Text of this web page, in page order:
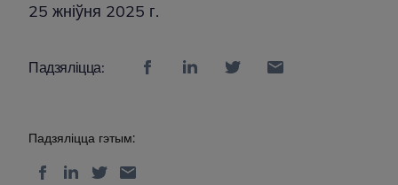
25 жніўня 2025 г.
Падзяліцца:
Падзяліцца гэтым: